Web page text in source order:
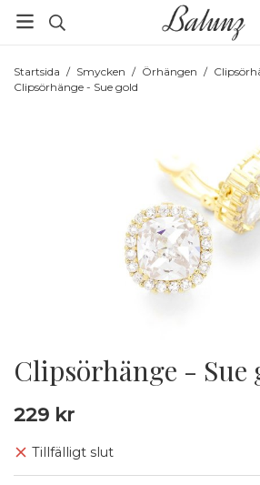
Startsida / Smycken / Örhängen /
Clipsörhänge - Sue gold
Clipsörhänge - Sue
229 kr
Tillfälligt slut